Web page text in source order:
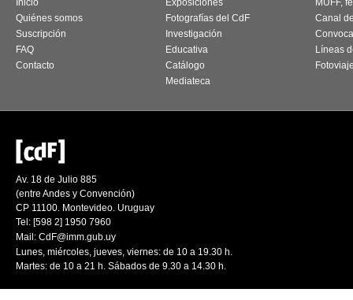
Inicio
Quiénes somos
Suscripción
FAQ
Contacto
Exposiciones
Fotografías del CdF
Investigación
Educativa
Catálogo
Mediateca
MUFF,
Canal
Líneas
Av. 18 de Julio 885
(entre Andes y Convención)
CP 11100. Montevideo. Uruguay
Tel: [598 2] 1950 7960
Mail: CdF@imm.gub.uy
Lunes, miércoles, jueves, viernes: de 10 a 19.30 h.
Martes: de 10 a 21 h. Sábados de 9.30 a 14.30 h.